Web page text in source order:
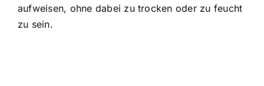
aufweisen, ohne dabei zu trocken oder zu feucht
zu sein.